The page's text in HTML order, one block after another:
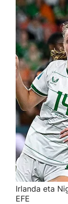
Irlanda eta
EFE